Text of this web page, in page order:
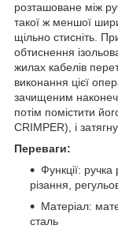
розташоване між
такої ж меншої
щільно стисніть.
обтиснення
жилах кабелів
виконання цієї
зачищеним
потім помістити
CRIMPER), і
Переваги:
Функції:
різання,
Матеріал:
сталь